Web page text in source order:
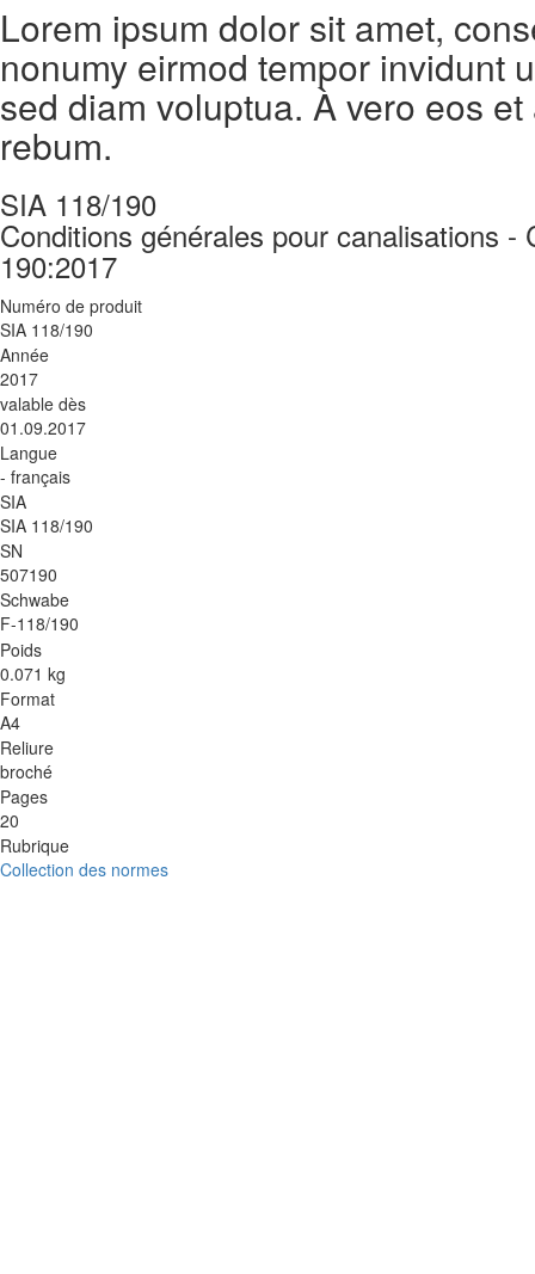
Lorem ipsum dolor sit amet,
nonumy eirmod tempor invidunt
sed diam voluptua. À vero eos
rebum.
SIA 118/190
Conditions générales pour canalisations
190:2017
Numéro de produit
SIA 118/190
Année
2017
valable dès
01.09.2017
Langue
- français
SIA
SIA 118/190
SN
507190
Schwabe
F-118/190
Poids
0.071 kg
Format
A4
Reliure
broché
Pages
20
Rubrique
Collection des normes